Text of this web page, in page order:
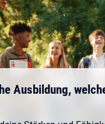
Ausbildung,